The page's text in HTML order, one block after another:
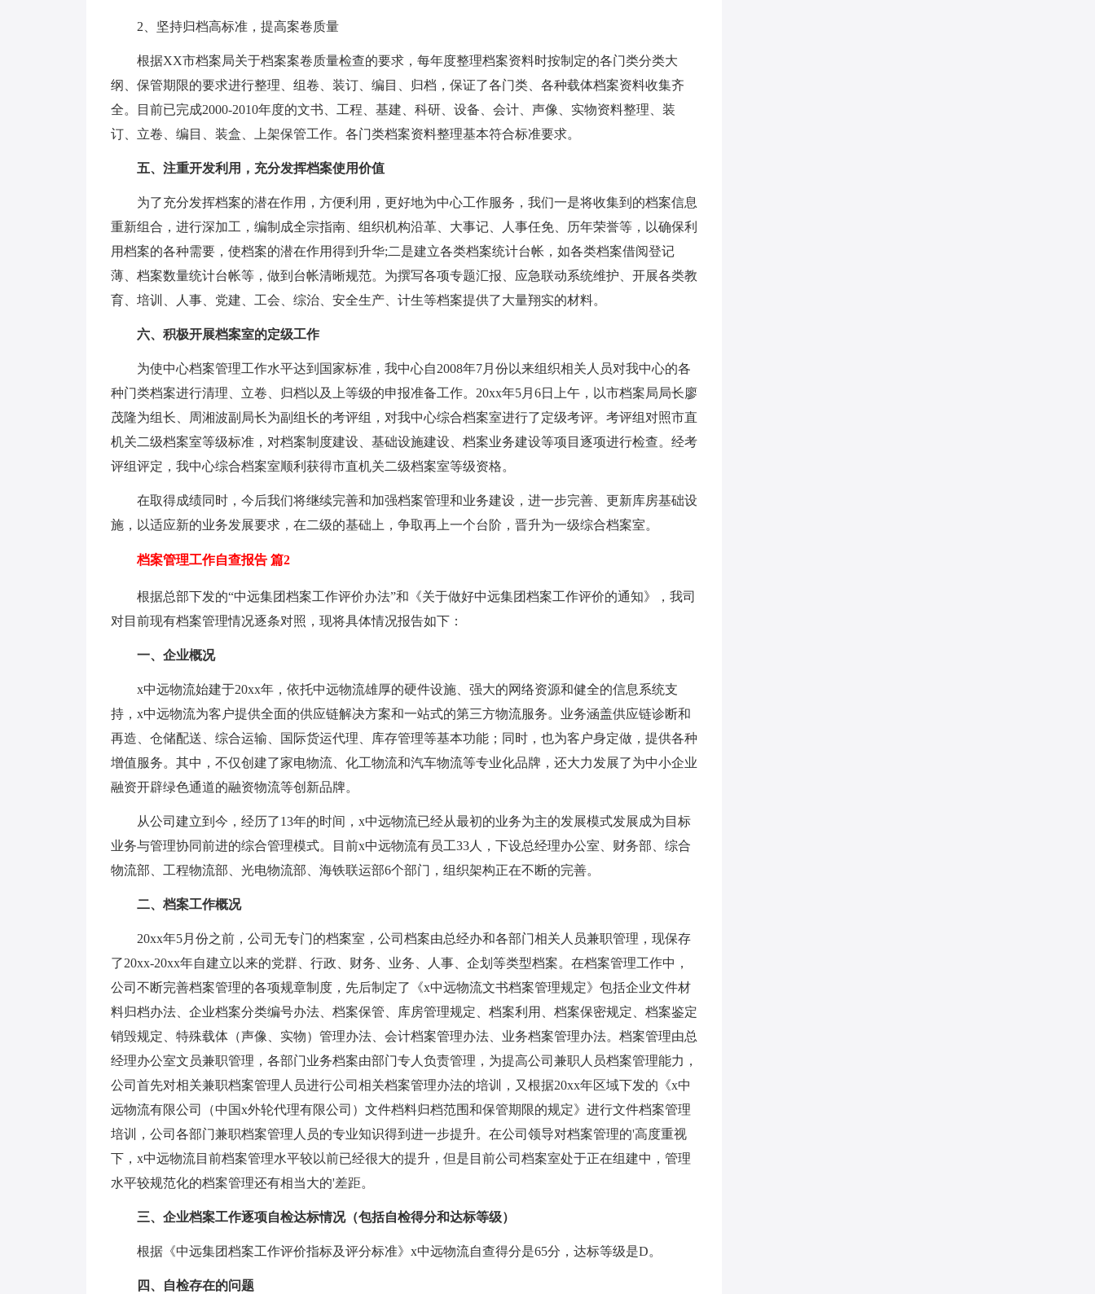
2、坚持归档高标准，提高案卷质量
根据XX市档案局关于档案案卷质量检查的要求，每年度整理档案资料时按制定的各门类分类大
纲、保管期限的要求进行整理、组卷、装订、编目、归档，保证了各门类、各种载体档案资料收集齐
全。目前已完成2000-2010年度的文书、工程、基建、科研、设备、会计、声像、实物资料整理、装
订、立卷、编目、装盒、上架保管工作。各门类档案资料整理基本符合标准要求。
五、注重开发利用，充分发挥档案使用价值
为了充分发挥档案的潜在作用，方便利用，更好地为中心工作服务，我们一是将收集到的档案信息
重新组合，进行深加工，编制成全宗指南、组织机构沿革、大事记、人事任免、历年荣誉等，以确保利
用档案的各种需要，使档案的潜在作用得到升华;二是建立各类档案统计台帐，如各类档案借阅登记
薄、档案数量统计台帐等，做到台帐清晰规范。为撰写各项专题汇报、应急联动系统维护、开展各类教
育、培训、人事、党建、工会、综治、安全生产、计生等档案提供了大量翔实的材料。
六、积极开展档案室的定级工作
为使中心档案管理工作水平达到国家标准，我中心自2008年7月份以来组织相关人员对我中心的各
种门类档案进行清理、立卷、归档以及上等级的申报准备工作。20xx年5月6日上午，以市档案局局长廖
茂隆为组长、周湘波副局长为副组长的考评组，对我中心综合档案室进行了定级考评。考评组对照市直
机关二级档案室等级标准，对档案制度建设、基础设施建设、档案业务建设等项目逐项进行检查。经考
评组评定，我中心综合档案室顺利获得市直机关二级档案室等级资格。
在取得成绩同时，今后我们将继续完善和加强档案管理和业务建设，进一步完善、更新库房基础设
施，以适应新的业务发展要求，在二级的基础上，争取再上一个台阶，晋升为一级综合档案室。
档案管理工作自查报告 篇2
根据总部下发的“中远集团档案工作评价办法”和《关于做好中远集团档案工作评价的通知》，我司
对目前现有档案管理情况逐条对照，现将具体情况报告如下：
一、企业概况
x中远物流始建于20xx年，依托中远物流雄厚的硬件设施、强大的网络资源和健全的信息系统支
持，x中远物流为客户提供全面的供应链解决方案和一站式的第三方物流服务。业务涵盖供应链诊断和
再造、仓储配送、综合运输、国际货运代理、库存管理等基本功能；同时，也为客户身定做，提供各种
增值服务。其中，不仅创建了家电物流、化工物流和汽车物流等专业化品牌，还大力发展了为中小企业
融资开辟绿色通道的融资物流等创新品牌。
从公司建立到今，经历了13年的时间，x中远物流已经从最初的业务为主的发展模式发展成为目标
业务与管理协同前进的综合管理模式。目前x中远物流有员工33人，下设总经理办公室、财务部、综合
物流部、工程物流部、光电物流部、海铁联运部6个部门，组织架构正在不断的完善。
二、档案工作概况
20xx年5月份之前，公司无专门的档案室，公司档案由总经办和各部门相关人员兼职管理，现保存
了20xx-20xx年自建立以来的党群、行政、财务、业务、人事、企划等类型档案。在档案管理工作中，
公司不断完善档案管理的各项规章制度，先后制定了《x中远物流文书档案管理规定》包括企业文件材
料归档办法、企业档案分类编号办法、档案保管、库房管理规定、档案利用、档案保密规定、档案鉴定
销毁规定、特殊载体（声像、实物）管理办法、会计档案管理办法、业务档案管理办法。档案管理由总
经理办公室文员兼职管理，各部门业务档案由部门专人负责管理，为提高公司兼职人员档案管理能力，
公司首先对相关兼职档案管理人员进行公司相关档案管理办法的培训，又根据20xx年区域下发的《x中
远物流有限公司（中国x外轮代理有限公司）文件档料归档范围和保管期限的规定》进行文件档案管理
培训，公司各部门兼职档案管理人员的专业知识得到进一步提升。在公司领导对档案管理的'高度重视
下，x中远物流目前档案管理水平较以前已经很大的提升，但是目前公司档案室处于正在组建中，管理
水平较规范化的档案管理还有相当大的'差距。
三、企业档案工作逐项自检达标情况（包括自检得分和达标等级）
根据《中远集团档案工作评价指标及评分标准》x中远物流自查得分是65分，达标等级是D。
四、自检存在的问题